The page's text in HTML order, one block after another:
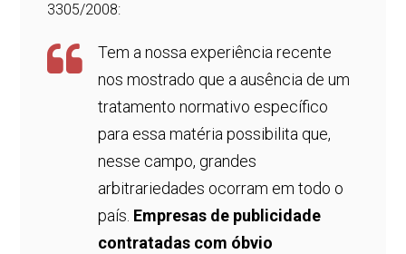
3305/2008:
Tem a nossa experiência recente
nos mostrado que a ausência de um
tratamento normativo específico
para essa matéria possibilita que,
nesse campo, grandes
arbitrariedades ocorram em todo o
país. Empresas de publicidade
contratadas com óbvio